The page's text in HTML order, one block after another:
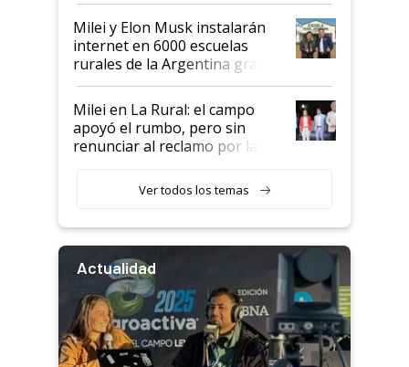
Milei y Elon Musk instalarán
internet en 6000 escuelas
rurales de la Argentina gracias
a un acuerdo con Starlink
Milei en La Rural: el campo
apoyó el rumbo, pero sin
renunciar al reclamo por las
Ver todos los temas
Actualidad